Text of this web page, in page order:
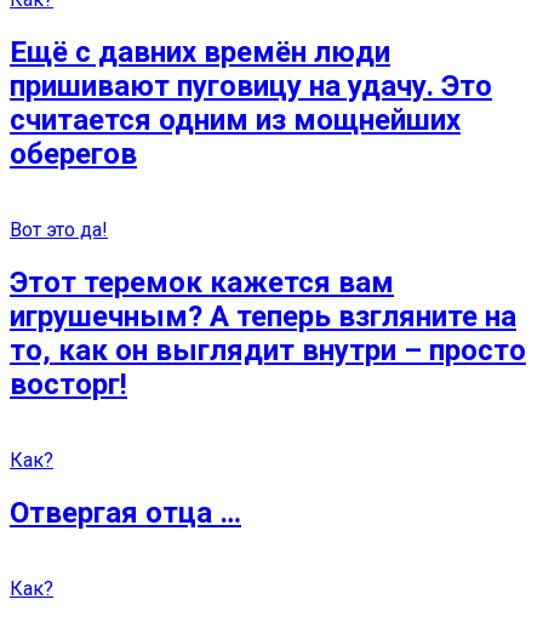
Ещё с давних времён люди
пришивают пуговицу на удачу. Это
считается одним из мощнейших
оберегов
Вот это да!
Этот теремок кажется вам
игрушечным? А теперь взгляните на
то, как он выглядит внутри – просто
восторг!
Как?
Отвергая отца …
Как?